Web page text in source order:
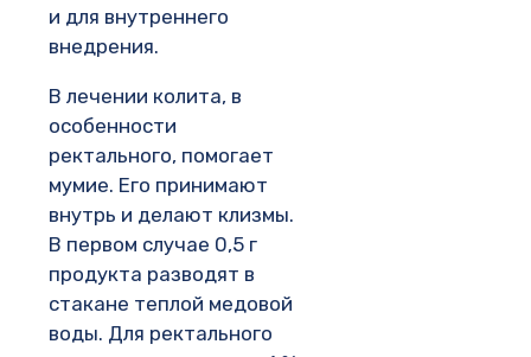
и для внутреннего
внедрения.
В лечении колита, в
особенности
ректального, помогает
мумие. Его принимают
внутрь и делают клизмы.
В первом случае 0,5 г
продукта разводят в
стакане теплой медовой
воды. Для ректального